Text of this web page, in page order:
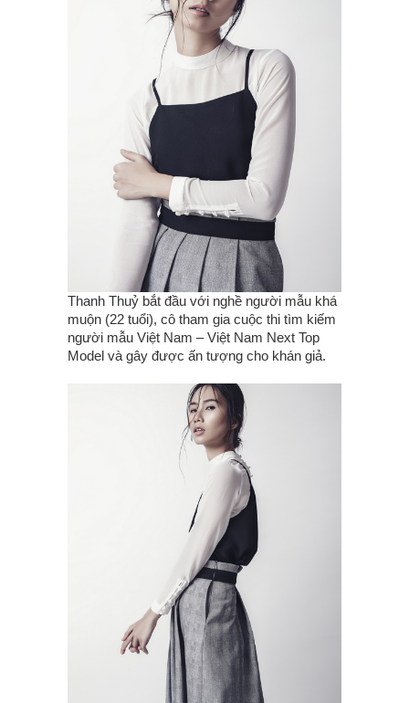
Thanh Thuỷ bắt đầu với nghề người mẫu khá
muộn (22 tuổi), cô tham gia cuộc thi tìm kiếm
người mẫu Việt Nam – Việt Nam Next Top
Model và gây được ấn tượng cho khán giả.